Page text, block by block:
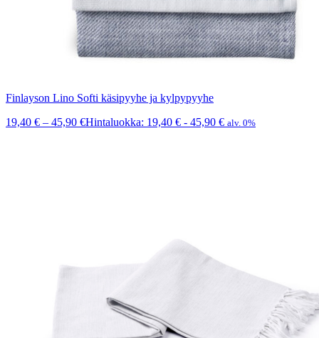
Finlayson Lino Softi käsipyyhe ja kylpypyyhe
19,40 € – 45,90 €Hintaluokka: 19,40 € - 45,90 € alv. 0%